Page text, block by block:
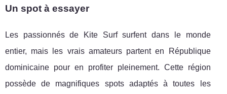
Un spot à essayer
Les passionnés de Kite Surf surfent dans le monde
entier, mais les vrais amateurs partent en République
dominicaine pour en profiter pleinement. Cette région
possède de magnifiques spots adaptés à toutes les